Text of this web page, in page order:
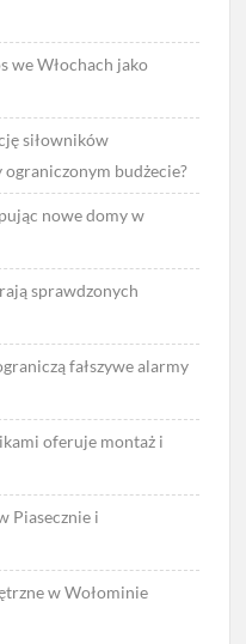
we Włochach jako
siłowników
budżecie?
nowe domy w
sprawdzonych
fałszywe alarmy
oferuje montaż i
Piasecznie i
w Wołominie